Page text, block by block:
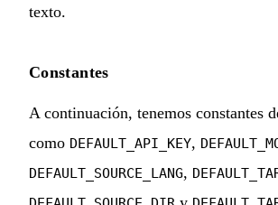
texto.
Constantes
A continuación, tenemos constantes
como DEFAULT_API_KEY,
DEFAULT_SOURCE_LANG,